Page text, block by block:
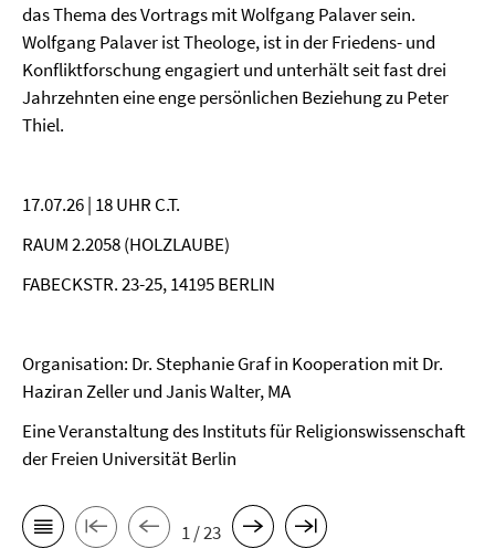
das Thema des Vortrags mit Wolfgang Palaver sein.
Wolfgang Palaver ist Theologe, ist in der Friedens- und
Konfliktforschung engagiert und unterhält seit fast drei
Jahrzehnten eine enge persönlichen Beziehung zu Peter
Thiel.
17.07.26 | 18 UHR C.T.
RAUM 2.2058 (HOLZLAUBE)
FABECKSTR. 23-25, 14195 BERLIN
Organisation: Dr. Stephanie Graf in Kooperation mit Dr.
Haziran Zeller und Janis Walter, MA
Eine Veranstaltung des Instituts für Religionswissenschaft
der Freien Universität Berlin
1 / 23